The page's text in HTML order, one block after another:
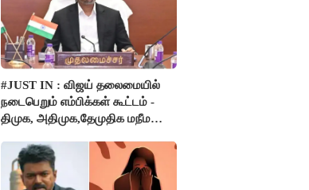
#JUST IN : விஜய் தலைமையில்
நடைபெறும் எம்பிக்கள் கூட்டம் -
திமுக, அதிமுக,தேமுதிக மநீம